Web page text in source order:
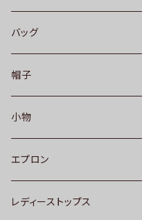
バッグ
帽子
小物
エプロン
レディーストップス